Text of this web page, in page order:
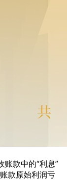
账款中的“利息”
款原始利润亏